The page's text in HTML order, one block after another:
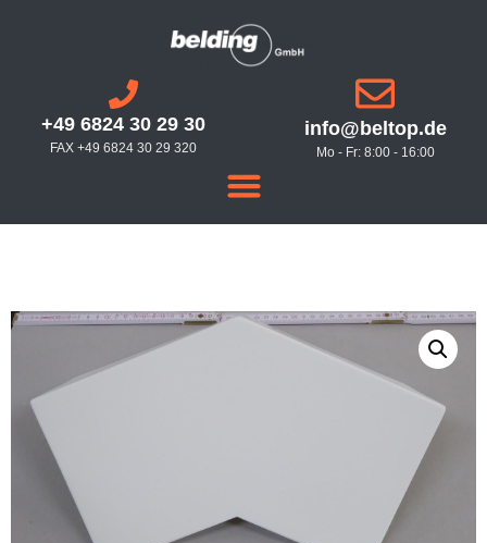
+49 6824 30 29 30
FAX +49 6824 30 29 320
info@beltop.de
Mo - Fr: 8:00 - 16:00